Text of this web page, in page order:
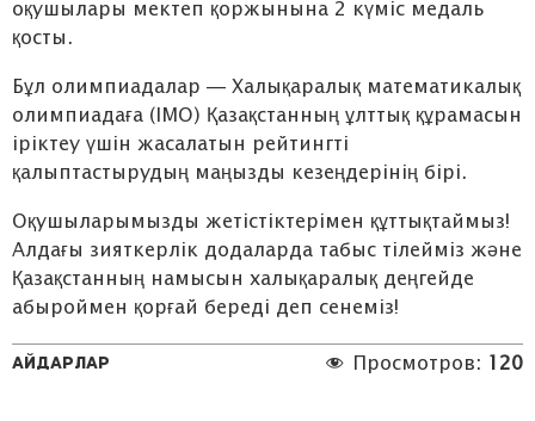
оқушылары мектеп қоржынына 2 күміс медаль
қосты.
Бұл олимпиадалар — Халықаралық математикалық
олимпиадаға (IMO) Қазақстанның ұлттық құрамасын
іріктеу үшін жасалатын рейтингті
қалыптастырудың маңызды кезеңдерінің бірі.
Оқушыларымызды жетістіктерімен құттықтаймыз!
Алдағы зияткерлік додаларда табыс тілейміз және
Қазақстанның намысын халықаралық деңгейде
абыроймен қорғай береді деп сенеміз!
Айдарлар Просмотров: 120